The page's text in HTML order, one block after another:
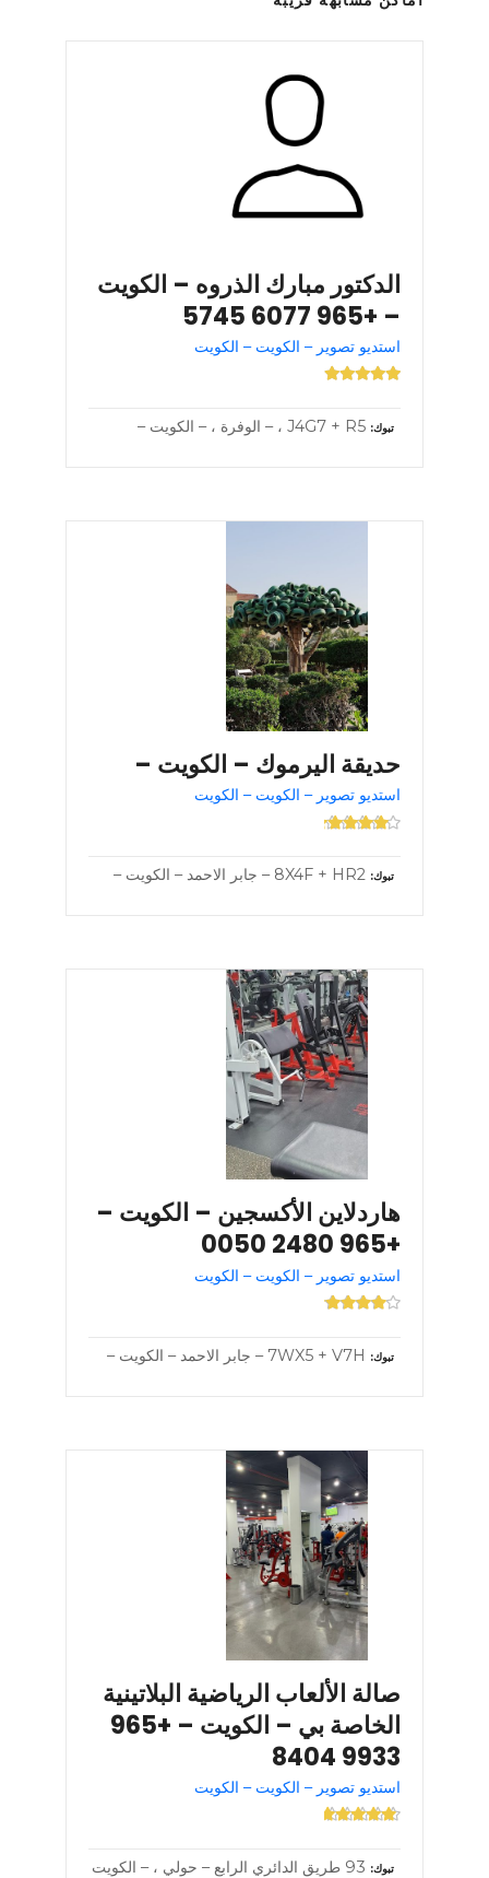
الدكتور مبارك الذروه – الكويت
– +965 6077 5745
استديو تصوير – الكويت – الكويت
تبوك J4G7 + R5 ، – الوفرة ، – الكويت –
حديقة اليرموك – الكويت –
استديو تصوير – الكويت – الكويت
تبوك 8X4F + HR2 – جابر الاحمد – الكويت –
هاردلاين الأكسجين – الكويت –
+965 2480 0050
استديو تصوير – الكويت – الكويت
تبوك 7WX5 + V7H – جابر الاحمد – الكويت –
صالة الألعاب الرياضية البلاتينية
الخاصة بي – الكويت – +965
9933 8404
استديو تصوير – الكويت – الكويت
تبوك
93 طريق الدائري الرابع – حولي ، – الكويت